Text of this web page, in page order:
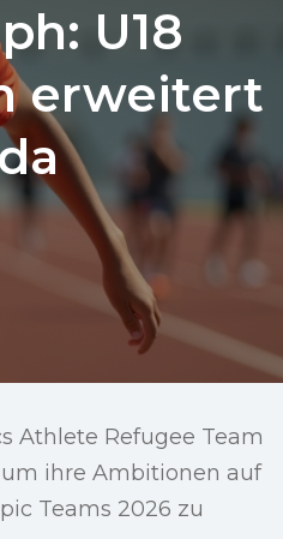
U18
erweitert
Athlete Refugee Team
ihre Ambitionen auf
Teams 2026 zu